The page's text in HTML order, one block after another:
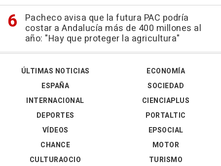
Pacheco avisa que la futura PAC podría
costar a Andalucía más de 400 millones al
año: "Hay que proteger la agricultura"
ÚLTIMAS NOTICIAS
ESPAÑA
INTERNACIONAL
DEPORTES
VÍDEOS
ECONOMÍA
SOCIEDAD
CIENCIAPLUS
PORTALTIC
EPSOCIAL
CHANCE
CULTURAOCIO
MOTOR
TURISMO